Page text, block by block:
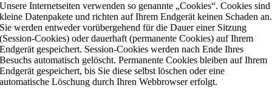
Unsere Internetseiten verwenden so genannte „Cookies“. Cookies sind
kleine Datenpakete und richten auf Ihrem Endgerät keinen Schaden an.
Sie werden entweder vorübergehend für die Dauer einer Sitzung
(Session-Cookies) oder dauerhaft (permanente Cookies) auf Ihrem
Endgerät gespeichert. Session-Cookies werden nach Ende Ihres
Besuchs automatisch gelöscht. Permanente Cookies bleiben auf Ihrem
Endgerät gespeichert, bis Sie diese selbst löschen oder eine
automatische Löschung durch Ihren Webbrowser erfolgt.